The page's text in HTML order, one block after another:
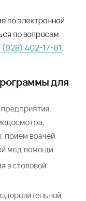
по электронной
по вопросам
(928) 402-17-81.
для
прием врачей
мед.помощи.
в столовой